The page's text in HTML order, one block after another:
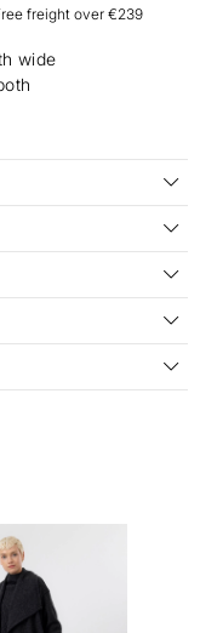
freight over €239
wide